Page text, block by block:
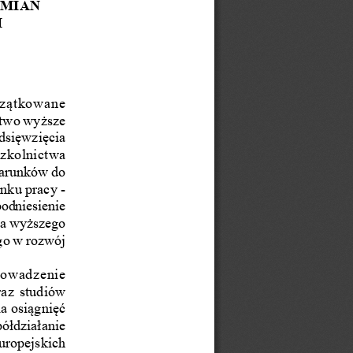
wyższe
do
pracy -
wyższego
w rozwój
studiów
osiągnięć